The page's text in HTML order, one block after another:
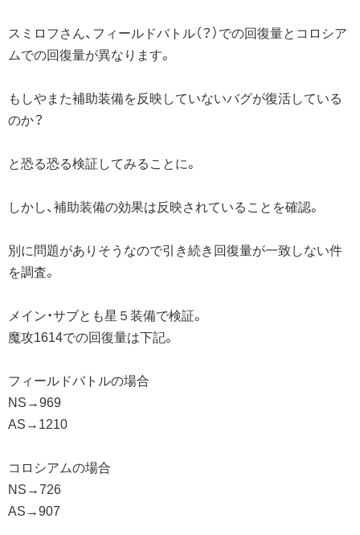
スミロフさん、フィールドバトル（？）での回復量とコロシア
ムでの回復量が異なります。
もしやまた補助装備を反映していないバグが復活している
のか？
と恐る恐る検証してみることに。
しかし、補助装備の効果は反映されていることを確認。
別に問題がありそうなので引き続き回復量が一致しない件
を調査。
メイン・サブとも星５装備で検証。
魔攻1614での回復量は下記。
フィールドバトルの場合
NS→969
AS→1210
コロシアムの場合
NS→726
AS→907